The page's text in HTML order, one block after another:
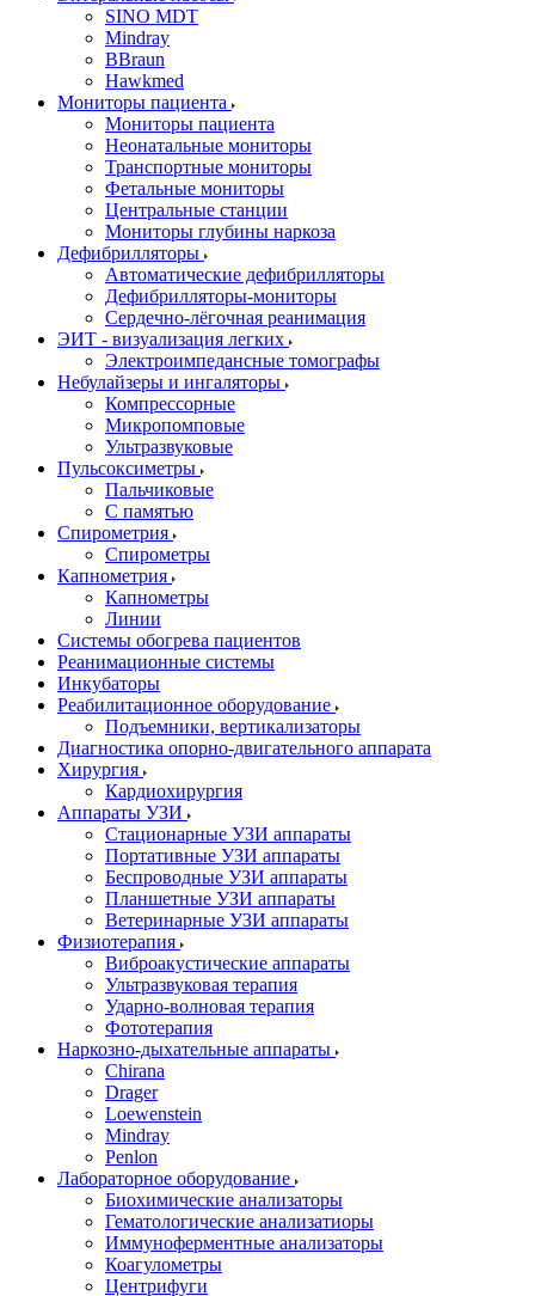
SINO MDT
Mindray
BBraun
Hawkmed
Мониторы пациента
Мониторы пациента
Неонатальные мониторы
Транспортные мониторы
Фетальные мониторы
Центральные станции
Мониторы глубины наркоза
Дефибрилляторы
Автоматические дефибрилляторы
Дефибрилляторы-мониторы
Сердечно-лёгочная реанимация
ЭИТ - визуализация легких
Электроимпедансные томографы
Небулайзеры и ингаляторы
Компрессорные
Микропомповые
Ультразвуковые
Пульсоксиметры
Пальчиковые
С памятью
Спирометрия
Спирометры
Капнометрия
Капнометры
Линии
Системы обогрева пациентов
Реанимационные системы
Инкубаторы
Реабилитационное оборудование
Подъемники, вертикализаторы
Диагностика опорно-двигательного аппарата
Хирургия
Кардиохирургия
Аппараты УЗИ
Стационарные УЗИ аппараты
Портативные УЗИ аппараты
Беспроводные УЗИ аппараты
Планшетные УЗИ аппараты
Ветеринарные УЗИ аппараты
Физиотерапия
Виброакустические аппараты
Ультразвуковая терапия
Ударно-волновая терапия
Фототерапия
Наркозно-дыхательные аппараты
Chirana
Drager
Loewenstein
Mindray
Penlon
Лабораторное оборудование
Биохимические анализаторы
Гематологические анализатиоры
Иммуноферментные анализаторы
Коагулометры
Центрифуги